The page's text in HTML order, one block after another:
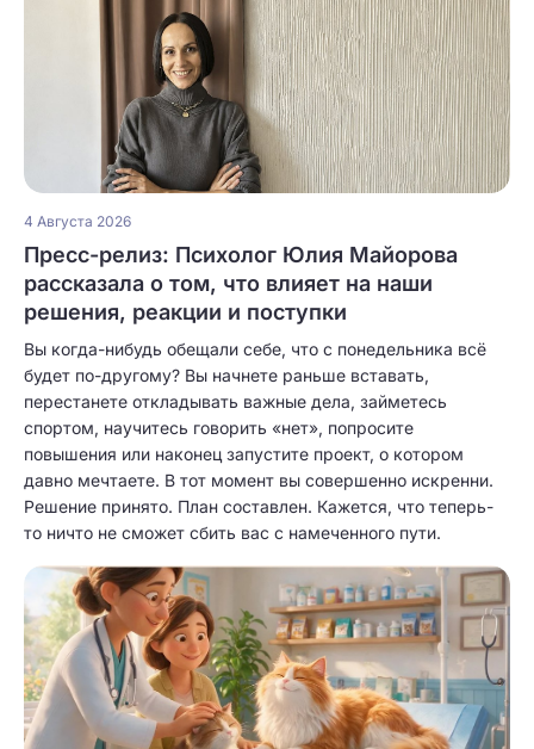
4 Августа 2026
Пресс-релиз: Психолог Юлия Майорова
рассказала о том, что влияет на наши
решения, реакции и поступки
Вы когда-нибудь обещали себе, что с понедельника всё
будет по-другому? Вы начнете раньше вставать,
перестанете откладывать важные дела, займетесь
спортом, научитесь говорить «нет», попросите
повышения или наконец запустите проект, о котором
давно мечтаете. В тот момент вы совершенно искренни.
Решение принято. План составлен. Кажется, что теперь-
то ничто не сможет сбить вас с намеченного пути.